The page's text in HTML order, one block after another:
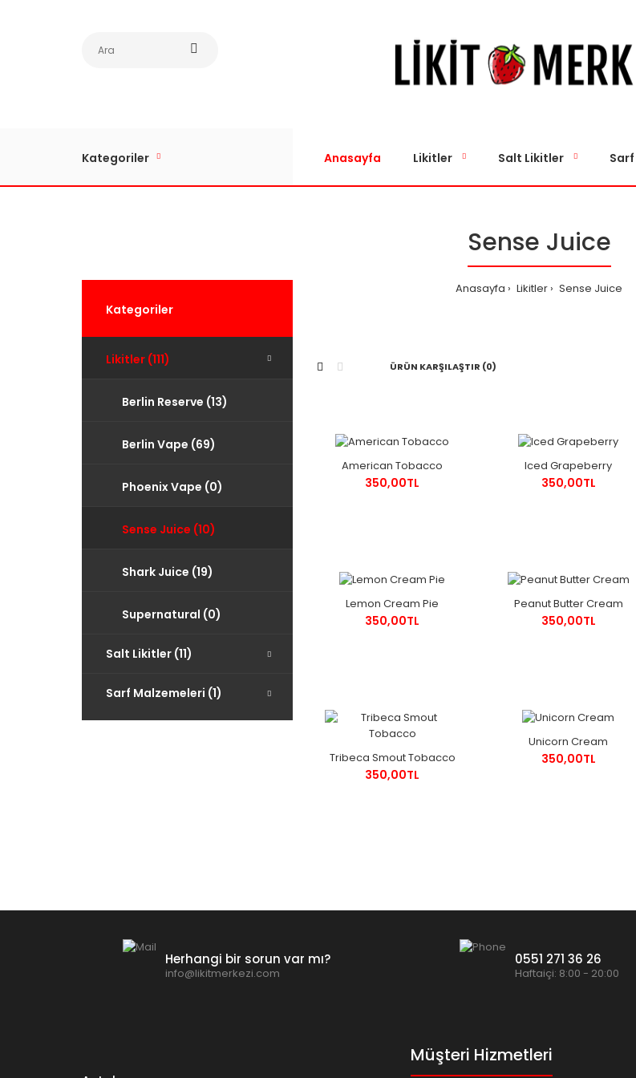
Kategoriler Anasayfa Likitler Salt Likitler
Sense Juice
Anasayfa Likitler Sense Juice
Kategoriler
Likitler (111)
Berlin Reserve (13)
Berlin Vape (69)
Phoenix Vape (0)
Sense Juice (10)
Shark Juice (19)
Supernatural (0)
Salt Likitler (11)
Sarf Malzemeleri (1)
ÜRÜN KARŞILAŞTIR (0)
American Tobacco
350,00TL
Iced Grapeberry
350,00TL
Lemon Cream Pie
350,00TL
Peanut Butter Cream
350,00TL
Tribeca Smout Tobacco
350,00TL
Unicorn Cream
350,00TL
Herhangi bir sorun var mı?
info@likitmerkezi.com
0551 271 36 26
Haftaiçi: 8:00 - 20:00
Müşteri Hizmetleri